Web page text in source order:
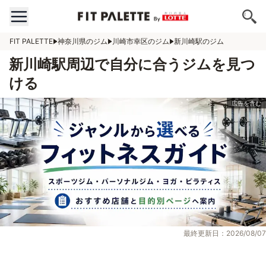
FIT PALETTE 神奈川県のジム 川崎市幸区のジム 新川崎駅のジム
新川崎駅周辺で自分に合うジムを見つ
ける
最終更新日：2026/08/07